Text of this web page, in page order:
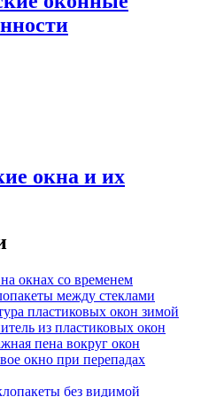
окна и их
окнах со временем
между стеклами
пластиковых окон зимой
из пластиковых окон
пена вокруг окон
окно при перепадах
без видимой